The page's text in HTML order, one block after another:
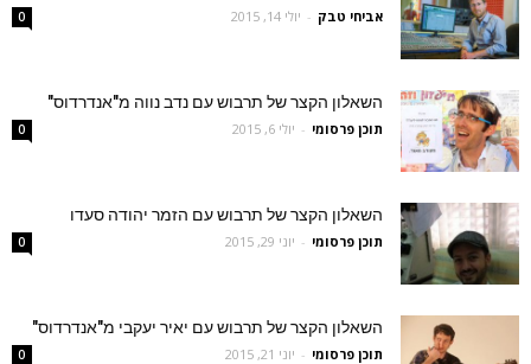
אביחי טבק - יולי 14, 2015 0
השאלון הקצר של תרבוש עם נדב נווה מ"אנדרדוס"
תוכן פרסומי - יולי 6, 2015 0
השאלון הקצר של תרבוש עם הזמר יהודה סעדו
תוכן פרסומי - יוני 29, 2015 0
השאלון הקצר של תרבוש עם יאיר יעקבי מ"אנדרדוס"
תוכן פרסומי - יוני 21, 2015 0